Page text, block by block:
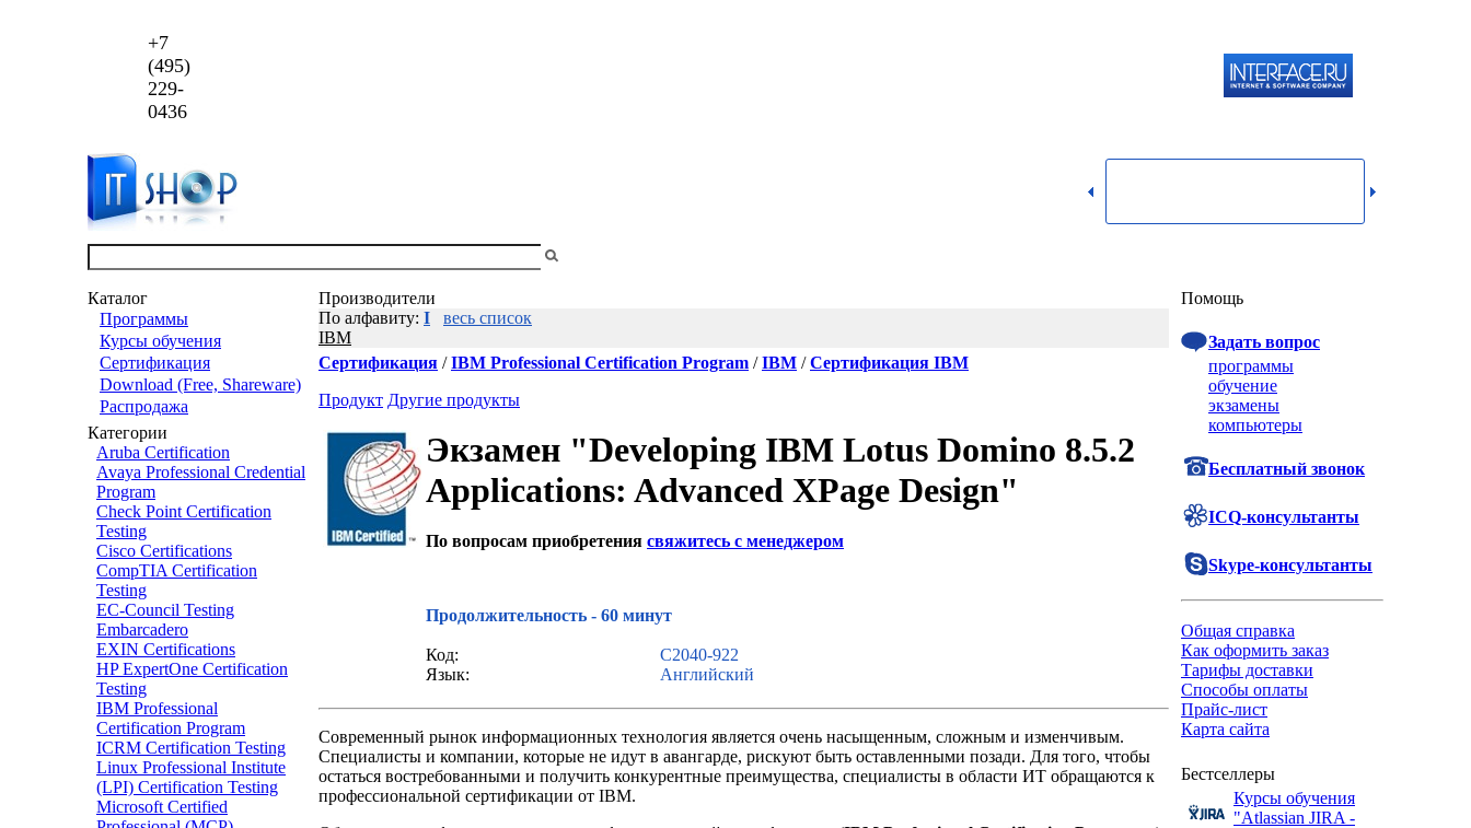
+7
(495)
229-
0436
Каталог
Программы
Курсы обучения
Сертификация
Download (Free, Shareware)
Распродажа
Категории
Aruba Certification
Avaya Professional Credential
Program
Check Point Certification
Testing
Cisco Certifications
CompTIA Certification
Testing
EC-Council Testing
Embarcadero
EXIN Certifications
HP ExpertOne Certification
Testing
IBM Professional
Certification Program
ICRM Certification Testing
Linux Professional Institute
(LPI) Certification Testing
Microsoft Certified
Производители
По алфавиту: I
весь список
IBM
Сертификация /IBM Professional Certification Program /IBM /Сертификация IBM
Продукт Другие продукты
Экзамен "Developing IBM Lotus Domino 8.5.2
Applications: Advanced XPage Design"
По вопросам приобретения свяжитесь с менеджером
Продолжительность - 60 минут
Код:
C2040-922
Язык:
Английский
Современный рынок информационных технология является очень насыщенным, сложным и изменчивым.
Специалисты и компании, которые не идут в авангарде, рискуют быть оставленными позади. Для того, чтобы
остаться востребованными и получить конкурентные преимущества, специалисты в области ИТ обращаются к
профессиональной сертификации от IBM.
Помощь
Задать вопрос
программы
обучение
экзамены
компьютеры
Бесплатный звонок
ICQ-консультанты
Skype-консультанты
Общая справка
Как оформить заказ
Тарифы доставки
Способы оплаты
Прайс-лист
Карта сайта
Бестселлеры
Курсы обучения
"Atlassian JIRA -